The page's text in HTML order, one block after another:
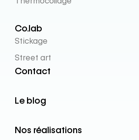
Co.lab
Stickage
Street art
Contact
Le blog
Nos réalisations